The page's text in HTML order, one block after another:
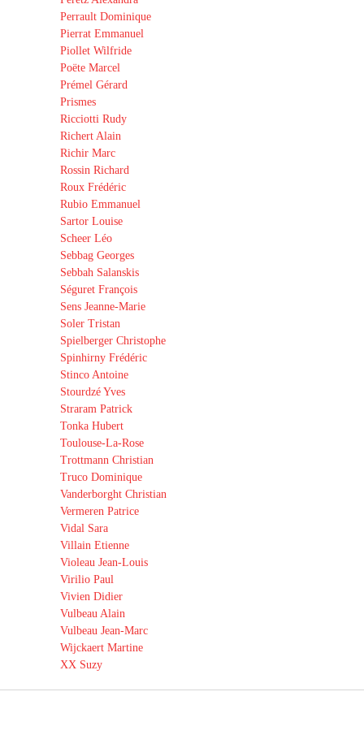
Perrault Dominique
Pierrat Emmanuel
Piollet Wilfride
Poëte Marcel
Prémel Gérard
Prismes
Ricciotti Rudy
Richert Alain
Richir Marc
Rossin Richard
Roux Frédéric
Rubio Emmanuel
Sartor Louise
Scheer Léo
Sebbag Georges
Sebbah Salanskis
Séguret François
Sens Jeanne-Marie
Soler Tristan
Spielberger Christophe
Spinhirny Frédéric
Stinco Antoine
Stourdzé Yves
Straram Patrick
Tonka Hubert
Toulouse-La-Rose
Trottmann Christian
Truco Dominique
Vanderborght Christian
Vermeren Patrice
Vidal Sara
Villain Etienne
Violeau Jean-Louis
Virilio Paul
Vivien Didier
Vulbeau Alain
Vulbeau Jean-Marc
Wijckaert Martine
XX Suzy